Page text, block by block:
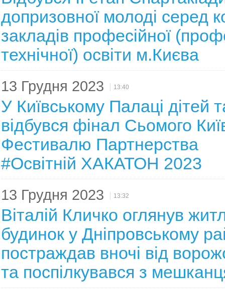
допризовної молоді серед
закладів професійної
технічної) освіти м.Києва
13 Грудня 2023 13:40
У Київському Палаці дітей
відбувся фінал Сьомого
Фестивалю Партнерства
#Освітній ХАКАТОН 2023
13 Грудня 2023 13:32
Віталій Кличко оглянув
будинок у Дніпровському
постраждав вночі від
та поспілкувався з